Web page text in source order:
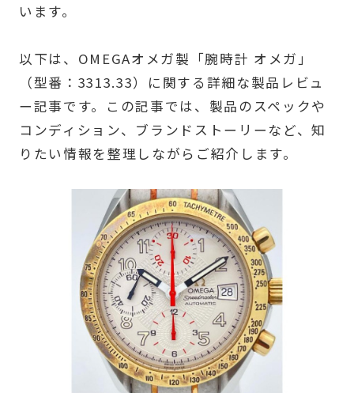
います。
以下は、OMEGAオメガ製「腕時計 オメガ」
（型番：3313.33）に関する詳細な製品レビュ
ー記事です。この記事では、製品のスペックや
コンディション、ブランドストーリーなど、知
りたい情報を整理しながらご紹介します。